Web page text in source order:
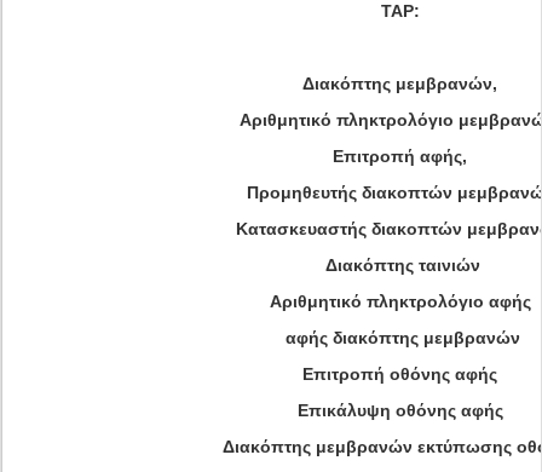
TAP:
Διακόπτης μεμβρανών,
Αριθμητικό πληκτρολόγιο
Επιτροπή αφής,
Προμηθευτής διακοπτών
Κατασκευαστής διακοπτών
Διακόπτης ταινιών
Αριθμητικό πληκτρολόγιο αφής
αφής διακόπτης μεμβρανών
Επιτροπή οθόνης αφής
Επικάλυψη οθόνης αφής
Διακόπτης μεμβρανών εκτύπωσης